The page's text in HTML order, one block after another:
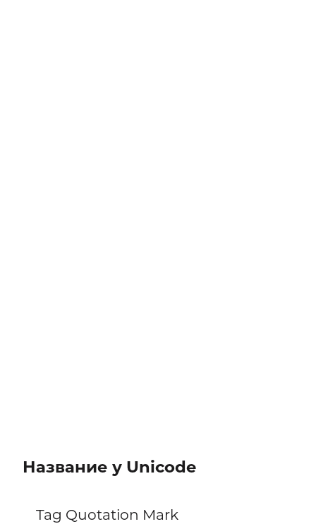
Название у Unicode
Tag Quotation Mark